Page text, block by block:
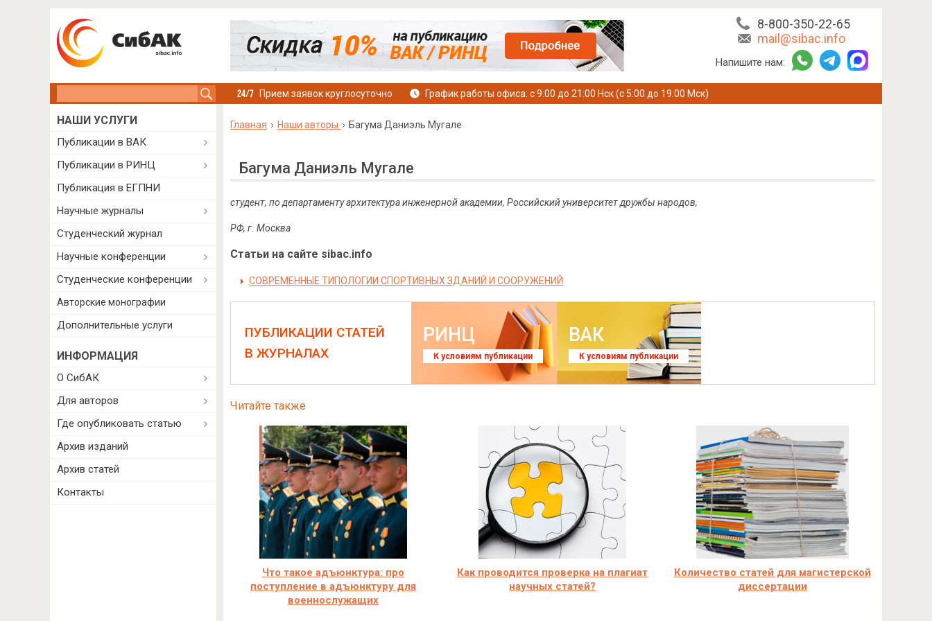
8-800-350-22-65
mail@sibac.info
Напишите нам:
Прием заявок круглосуточно График работы офиса: с 9:00 до 21:00 Нск (с 5:00 до 19:00 Мск)
Главная Наши авторы Багума Даниэль Мугале
Багума Даниэль Мугале
студент, по департаменту архитектура инженерной академии, Российский университет дружбы народов,
РФ, г. Москва
Статьи на сайте sibac.info
СОВРЕМЕННЫЕ ТИПОЛОГИИ СПОРТИВНЫХ ЗДАНИЙ И СООРУЖЕНИЙ
ПУБЛИКАЦИИ СТАТЕЙ
В ЖУРНАЛАХ
РИНЦ
К условиям публикации
ВАК
К условиям публикации
Читайте также
Что такое адъюнктура: про
поступление в адъюнктуру для
военнослужащих
Как проводится проверка на плагиат
научных статей?
Количество статей для магистерской
диссертации
НАШИ УСЛУГИ
Публикации в ВАК
Публикации в РИНЦ
Публикация в ЕГПНИ
Научные журналы
Студенческий журнал
Научные конференции
Студенческие конференции
Авторские монографии
Дополнительные услуги
ИНФОРМАЦИЯ
О СибАК
Для авторов
Где опубликовать статью
Архив изданий
Архив статей
Контакты